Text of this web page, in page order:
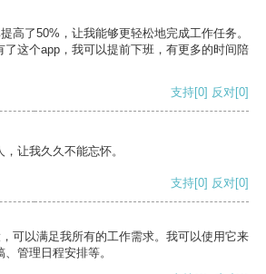
高了50%，让我能够更轻松地完成工作任务。
了这个app，我可以提前下班，有更多的时间陪
支持[0] 反对[0]
让我久久不能忘怀。
支持[0] 反对[0]
可以满足我所有的工作需求。我可以使用它来
管理日程安排等。